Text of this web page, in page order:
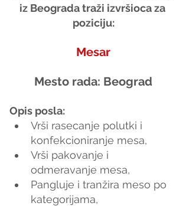
iz Beograda traži izvršioca za
poziciju:
Mesar
Mesto rada: Beograd
Opis posla:
Vrši rasecanje polutki i
konfekcioniranje mesa,
Vrši pakovanje i
odmeravanje mesa,
Pangluje i tranžira meso po
kategorijama,